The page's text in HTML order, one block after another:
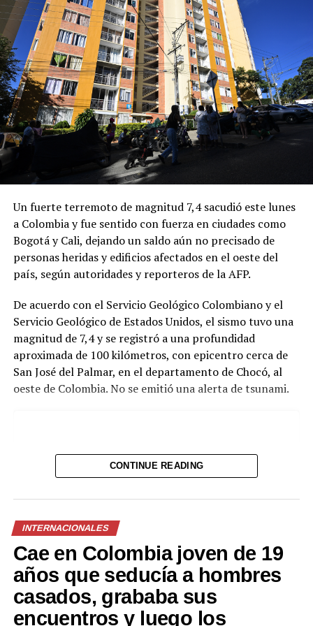
Las autoridades de Manizales reportaron otros dos
del Cauca se confirmó la muerte de dos personas más,
además de varios heridos y daños estructurales en
diferentes localidades.
“Estamos apenas tratando de comunicarnos por radio
El Cairo, dos muertos en Zarzal, el colapso de una
estructura académica en Calima Darién, daños
estructurales menores en Cali”, explicó María Cristina
Lesmes, secretaria de Salud del Valle del Cauca.
Un fuerte terremoto de magnitud 7,4 sacudió este lunes
a Colombia y fue sentido con fuerza en ciudades como
Bogotá y Cali, dejando un saldo aún no precisado de
personas heridas y edificios afectados en el oeste del
país, según autoridades y reporteros de la AFP.
De acuerdo con el Servicio Geológico Colombiano y el
Servicio Geológico de Estados Unidos, el sismo tuvo una
magnitud de 7,4 y se registró a una profundidad
aproximada de 100 kilómetros, con epicentro cerca de
San José del Palmar, en el departamento de Chocó, al
oeste de Colombia. No se emitió una alerta de tsunami.
CONTINUE READING
INTERNACIONALES
Cae en Colombia joven de 19
años que seducía a hombres
casados, grababa sus
encuentros y luego los